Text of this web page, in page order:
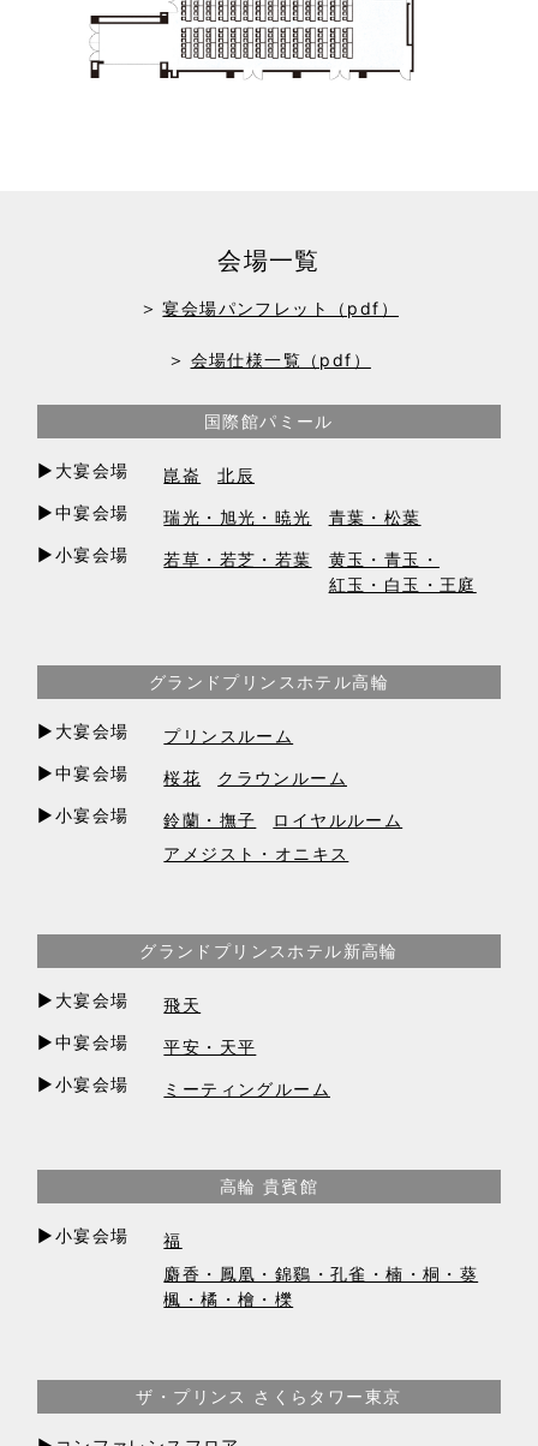
会場一覧
宴会場パンフレット（pdf）
会場仕様一覧（pdf）
国際館パミール
▶︎大宴会場 崑崙
北辰
▶︎中宴会場
瑞光・旭光・暁光
青葉・松葉
▶︎小宴会場
若草・若芝・若葉
黄玉・青玉・
紅玉・白玉・王庭
グランドプリンスホテル高輪
▶︎大宴会場
プリンスルーム
▶︎中宴会場
桜花
クラウンルーム
▶︎小宴会場
鈴蘭・撫子
ロイヤルルーム
アメジスト・オニキス
グランドプリンスホテル新高輪
▶︎大宴会場
飛天
▶︎中宴会場
平安・天平
▶︎小宴会場
ミーティングルーム
高輪 貴賓館
▶︎小宴会場
福
麝香・鳳凰・錦鷄・孔雀・楠・桐・葵
楓・橘・檜・櫟
ザ・プリンス さくらタワー東京